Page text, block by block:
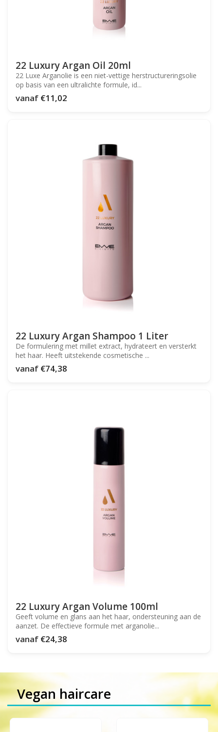
22 Luxury Argan Oil 20ml
22 Luxe Arganolie is een niet-vettige herstructureringsolie
op basis van een ultralichte formule, id...
vanaf €11,02
22 Luxury Argan Shampoo 1 Liter
De formulering met millet extract, hydrateert en versterkt
het haar. Heeft uitstekende cosmetische ...
vanaf €74,38
22 Luxury Argan Volume 100ml
Geeft volume en glans aan het haar, ondersteuning aan de
aanzet. De effectieve formule met arganolie...
vanaf €24,38
Vegan haircare